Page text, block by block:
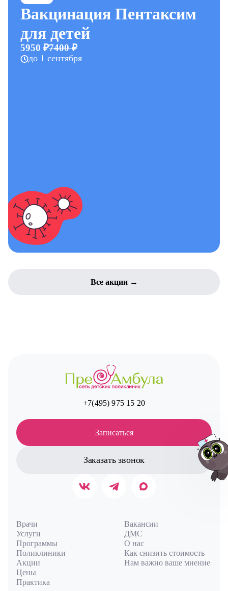
Вакцинация Пентаксим
для детей
5950 ₽7400 ₽
до 1 сентября
Все акции →
+7(495) 975 15 20
Записаться
Заказать звонок
Врачи
Услуги
Программы
Поликлиники
Акции
Цены
Практика
Вакансии
ДМС
О нас
Как снизить стоимость
Нам важно ваше мнение